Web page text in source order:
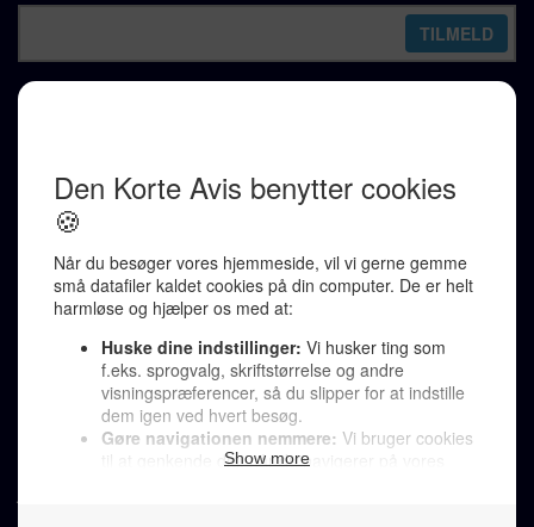
Karen Jespersen
Redaktionen kontaktes via mail til
redaktion@denkorteavis.dk
Telefonsvarer 20 30 10 96
Von Ostensgade 22, 2791 Dragør
LINKS
Tidligere aviser >
Støt Den Korte Avis >